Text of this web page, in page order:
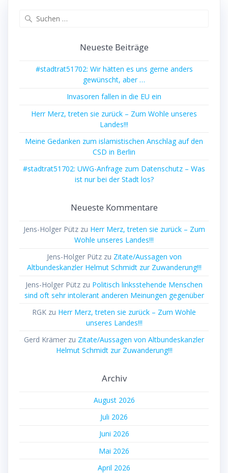
Neueste Beiträge
#stadtrat51702: Wir hätten es uns gerne anders
gewünscht, aber …
Invasoren fallen in die EU ein
Herr Merz, treten sie zurück – Zum Wohle unseres
Landes!!!
Meine Gedanken zum islamistischen Anschlag auf den
CSD in Berlin
#stadtrat51702: UWG-Anfrage zum Datenschutz – Was
ist nur bei der Stadt los?
Neueste Kommentare
Jens-Holger Pützzu Herr Merz, treten sie zurück – Zum
Wohle unseres Landes!!!
Jens-Holger Pützzu Zitate/Aussagen von
Altbundeskanzler Helmut Schmidt zur Zuwanderung!!!
Jens-Holger Pütz zu Politisch linksstehende Menschen
sind oft sehr intolerant anderen Meinungen gegenüber
RGK zu Herr Merz, treten sie zurück – Zum Wohle
unseres Landes!!!
Gerd Krämer zu Zitate/Aussagen von Altbundeskanzler
Helmut Schmidt zur Zuwanderung!!!
Archiv
August 2026
Juli 2026
Juni 2026
Mai 2026
April 2026